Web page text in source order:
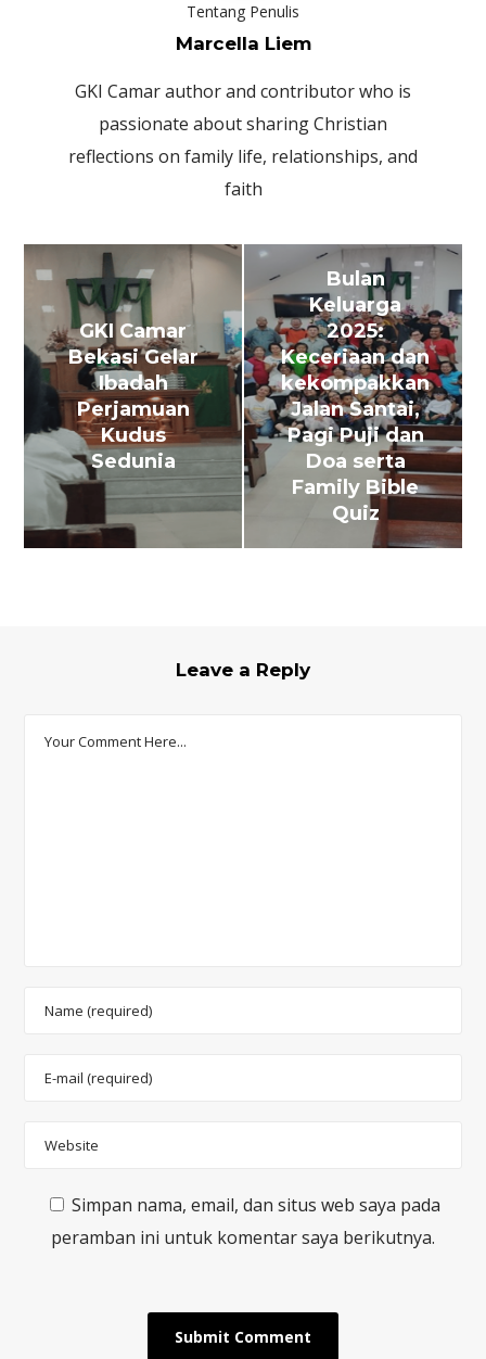
Tentang Penulis
Marcella Liem
GKI Camar author and contributor who is
passionate about sharing Christian
reflections on family life, relationships, and
faith
GKI Camar
Bekasi Gelar
Ibadah
Perjamuan
Kudus
Sedunia
Bulan
Keluarga
2025:
Keceriaan dan
kekompakkan
Jalan Santai,
Pagi Puji dan
Doa serta
Family Bible
Quiz
Leave a Reply
Simpan nama, email, dan situs web saya pada
peramban ini untuk komentar saya berikutnya.